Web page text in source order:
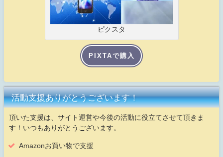
ピクスタ
PIXTAで購入
活動支援ありがとうございます！
頂いた支援は、サイト運営や今後の活動に役立てさせて頂きま
す！いつもありがとうございます。
Amazonお買い物で支援